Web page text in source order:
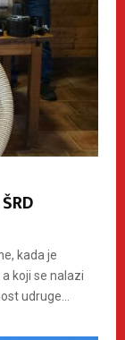
kada je
koji se nalazi
udruge...